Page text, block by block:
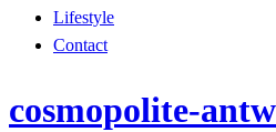
Lifestyle
Contact
cosmopolite-